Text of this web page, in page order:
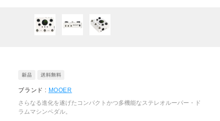
ブランド : MOOER
さらなる進化を遂げたコンパクトかつ多機能なステレオルーパー・ド
ラムマシンペダル。